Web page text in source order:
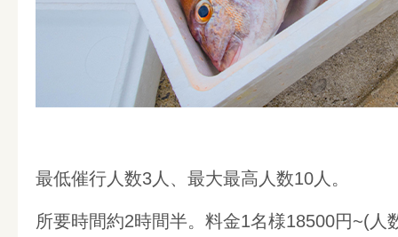
最低催行人数3人、最大最高人数10人。
所要時間約2時間半。料金1名様18500円~(人